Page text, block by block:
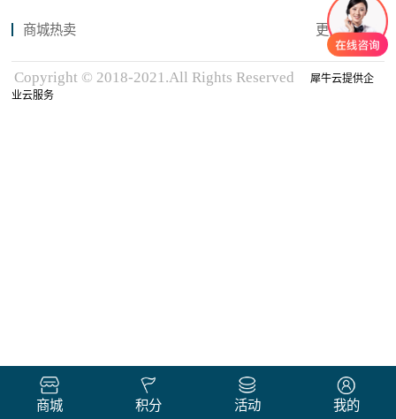
商城热卖 更多商品
Copyright © 2018-2021.All Rights Reserved
犀牛云提供企
业云服务
商城 积分 活动 我的